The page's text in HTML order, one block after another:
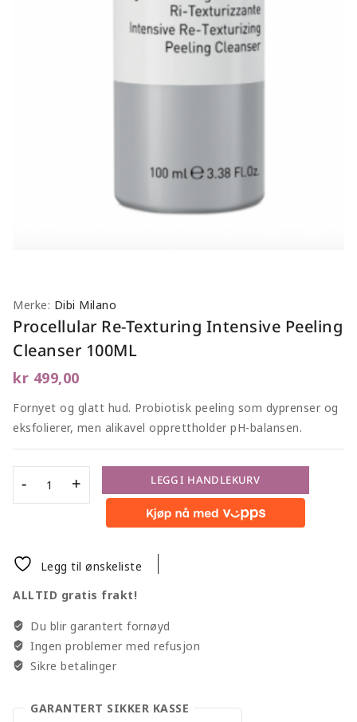
Merke: Dibi Milano
Procellular Re-Texturing Intensive Peeling
Cleanser 100ML
kr 499,00
Fornyet og glatt hud. Probiotisk peeling som dyprenser og
eksfolierer, men alikavel opprettholder pH-balansen.
LEGG I HANDLEKURV
Legg til ønskeliste
ALLTID gratis frakt!
Du blir garantert fornøyd
Ingen problemer med refusjon
Sikre betalinger
GARANTERT SIKKER KASSE